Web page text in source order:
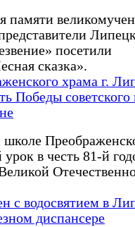
памяти
посетили
сказка».
храма г.
Победы советского
школе
в честь 81-й
с водосвятием в
диспансере